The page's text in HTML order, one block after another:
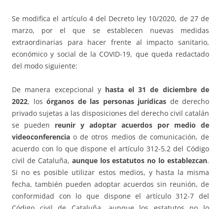
Se modifica el artículo 4 del Decreto ley 10/2020, de 27 de
marzo, por el que se establecen nuevas medidas
extraordinarias para hacer frente al impacto sanitario,
económico y social de la COVID-19, que queda redactado
del modo siguiente:
De manera excepcional y hasta el 31 de diciembre de
2022, los órganos de las personas jurídicas de derecho
privado sujetas a las disposiciones del derecho civil catalán
se pueden reunir y adoptar acuerdos por medio de
videoconferencia o de otros medios de comunicación, de
acuerdo con lo que dispone el artículo 312-5.2 del Código
civil de Cataluña, aunque los estatutos no lo establezcan.
Si no es posible utilizar estos medios, y hasta la misma
fecha, también pueden adoptar acuerdos sin reunión, de
conformidad con lo que dispone el artículo 312-7 del